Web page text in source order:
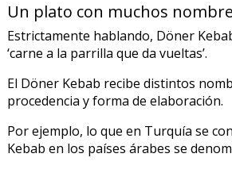
Un plato con muchos
Estrictamente hablando, Döner
‘carne a la parrilla que da vueltas’.
El Döner Kebab recibe distintos
procedencia y forma de elaboración.
Por ejemplo, lo que en Turquía se
Kebab en los países árabes se